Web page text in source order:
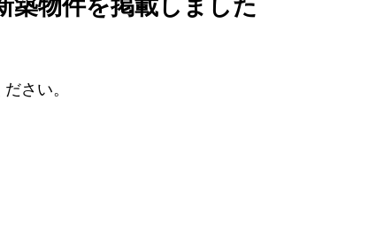
築物件を掲載しました
さい。